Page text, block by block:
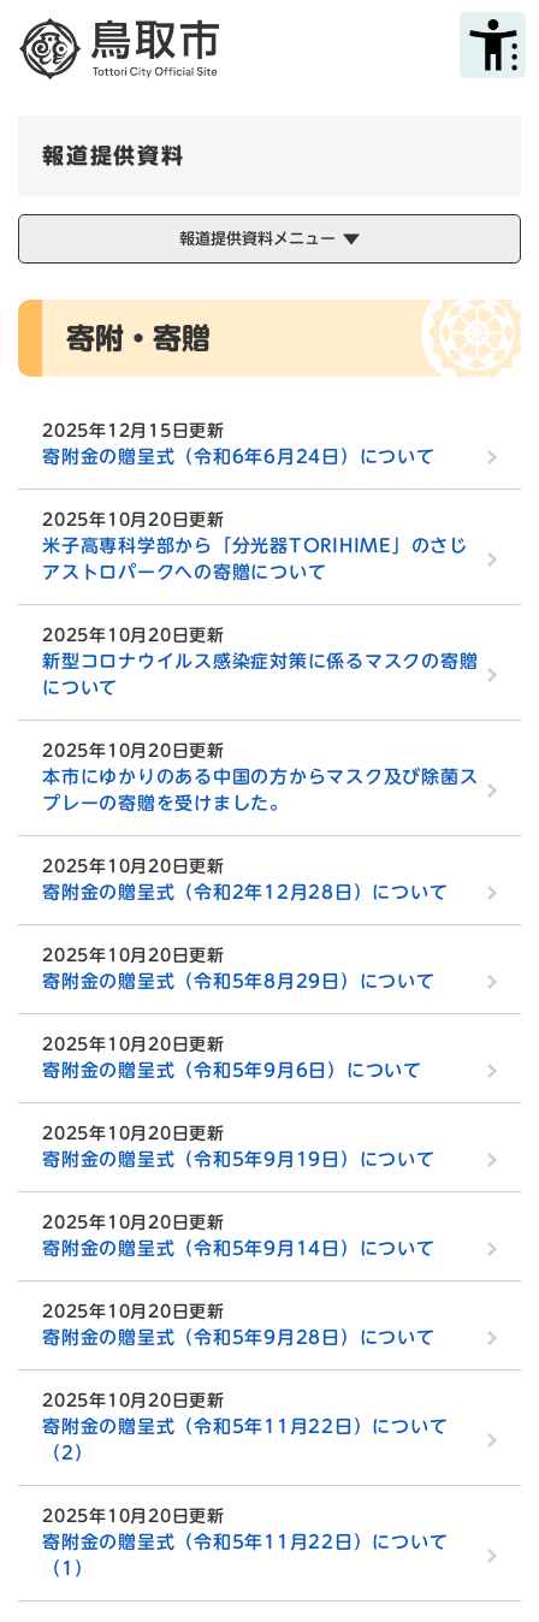
メニューを飛ばして本文へ
報道提供資料
報道提供資料メニュー
本
寄附・寄贈
2025年12月15日更新
寄附金の贈呈式（令和6年6月24日）について
2025年10月20日更新
米子高専科学部から「分光器TORIHIME」のさじ
アストロパークへの寄贈について
2025年10月20日更新
新型コロナウイルス感染症対策に係るマスクの寄贈
について
2025年10月20日更新
本市にゆかりのある中国の方からマスク及び除菌ス
プレーの寄贈を受けました。
2025年10月20日更新
寄附金の贈呈式（令和2年12月28日）について
2025年10月20日更新
寄附金の贈呈式（令和5年8月29日）について
2025年10月20日更新
寄附金の贈呈式（令和5年9月6日）について
2025年10月20日更新
寄附金の贈呈式（令和5年9月19日）について
2025年10月20日更新
寄附金の贈呈式（令和5年9月14日）について
2025年10月20日更新
寄附金の贈呈式（令和5年9月28日）について
2025年10月20日更新
寄附金の贈呈式（令和5年11月22日）について
（2）
2025年10月20日更新
寄附金の贈呈式（令和5年11月22日）について
（1）